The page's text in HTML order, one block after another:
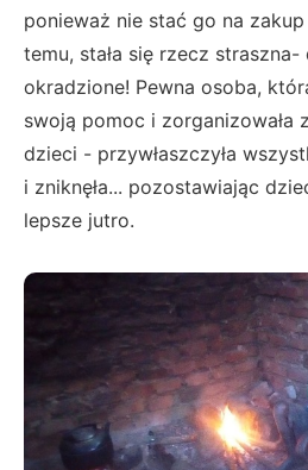
ponieważ nie stać go na
temu, stała się rzecz straszna-
okradzione! Pewna osoba,
swoją pomoc i zorganizowała
dzieci - przywłaszczyła
i zniknęła... pozostawiając
lepsze jutro.